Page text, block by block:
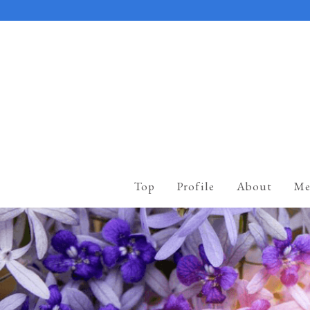
Top Profile About